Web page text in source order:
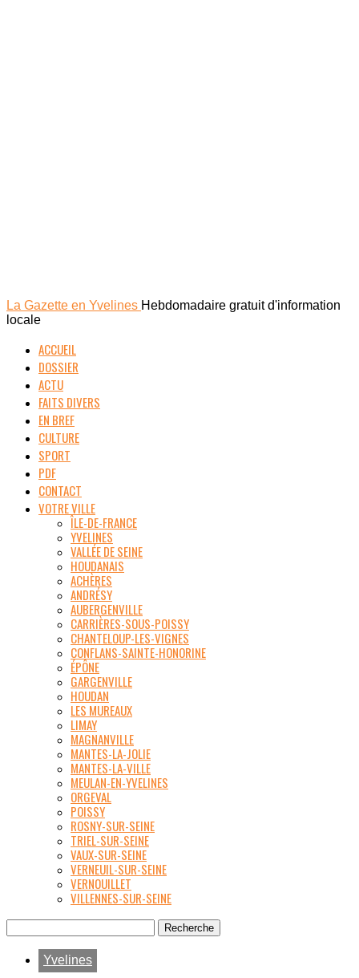
La Gazette en Yvelines Hebdomadaire gratuit d'information
locale
ACCUEIL
DOSSIER
ACTU
FAITS DIVERS
EN BREF
CULTURE
SPORT
PDF
CONTACT
VOTRE VILLE
ÎLE-DE-FRANCE
YVELINES
VALLÉE DE SEINE
HOUDANAIS
ACHÈRES
ANDRÉSY
AUBERGENVILLE
CARRIÈRES-SOUS-POISSY
CHANTELOUP-LES-VIGNES
CONFLANS-SAINTE-HONORINE
ÉPÔNE
GARGENVILLE
HOUDAN
LES MUREAUX
LIMAY
MAGNANVILLE
MANTES-LA-JOLIE
MANTES-LA-VILLE
MEULAN-EN-YVELINES
ORGEVAL
POISSY
ROSNY-SUR-SEINE
TRIEL-SUR-SEINE
VAUX-SUR-SEINE
VERNEUIL-SUR-SEINE
VERNOUILLET
VILLENNES-SUR-SEINE
Yvelines